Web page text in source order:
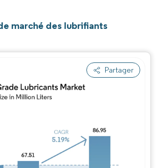
marché des lubrifiants
Partager